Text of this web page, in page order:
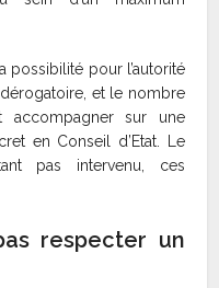
possibilité pour l’autorité
et le nombre
accompagner sur une
en Conseil d’Etat. Le
pas intervenu, ces
respecter un